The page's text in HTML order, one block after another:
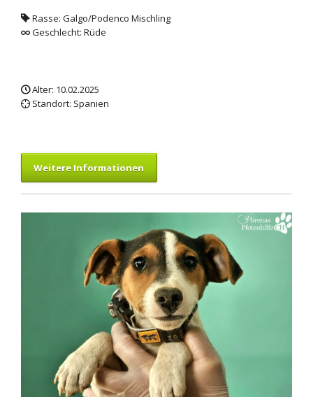
Rasse: Galgo/Podenco Mischling
Geschlecht: Rüde
Alter: 10.02.2025
Standort: Spanien
Weitere Informationen